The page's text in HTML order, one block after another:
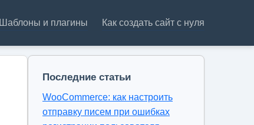
Шаблоны и плагины Как создать сайт с нуля
Последние статьи
WooCommerce: как настроить
отправку писем при ошибках